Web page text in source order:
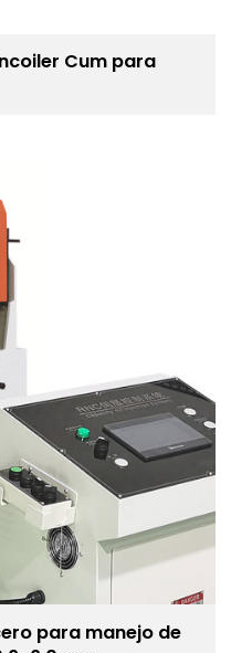
Cum para
para manejo de